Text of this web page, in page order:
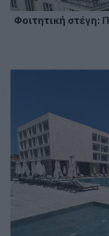
Φοιτητική στέγη: